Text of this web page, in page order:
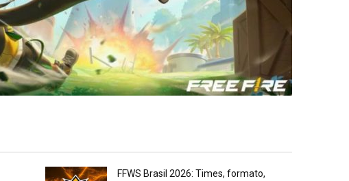
FFWS Brasil 2026: Times, formato,